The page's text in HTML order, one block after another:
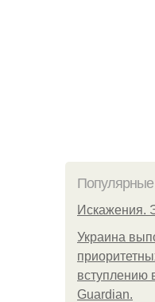
Искажения.
Украина
вступлению
Guardian.